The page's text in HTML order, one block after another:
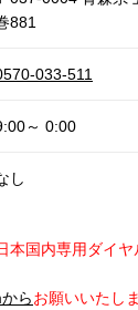
881
033-511
～ 0:00
し
本国内専用ダイ
らお願いいたしま